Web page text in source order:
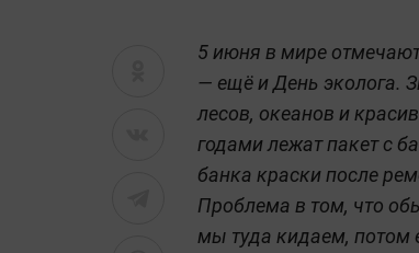
5 июня в мире
— ещё и День эколога.
лесов, океанов и
годами лежат пакет с
банка краски после
Проблема в том, что
мы туда кидаем, потом